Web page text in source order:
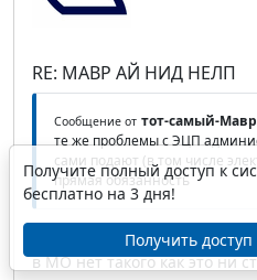
RE: МАВР АЙ НИД НЕЛП
Сообщение от тот-самый-Мавр
те же проблемы с ЭЦП
сами подают (в том числе
прямая обязанность
в МО нет такого как это ни
Получите полный доступ к
бесплатно на 3 дня!
Получить доступ